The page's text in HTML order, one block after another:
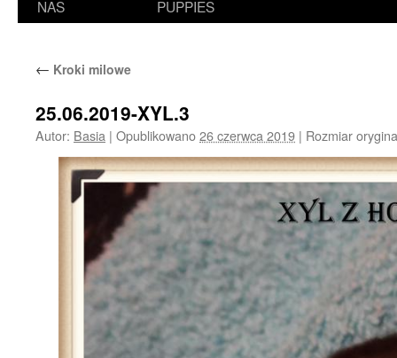
NAS
PUPPIES
← Kroki milowe
25.06.2019-XYL.3
Autor: Basia | Opublikowano26 czerwca 2019 | Rozmiar